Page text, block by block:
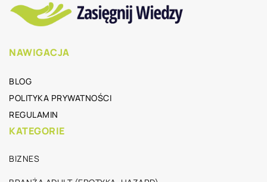
NAWIGACJA
BLOG
POLITYKA PRYWATNOŚCI
REGULAMIN
KATEGORIE
BIZNES